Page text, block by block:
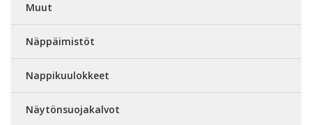
Muut
Näppäimistöt
Nappikuulokkeet
Näytönsuojakalvot